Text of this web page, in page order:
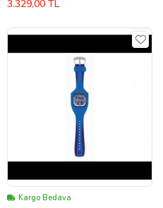
3.329,00 TL
Kargo Bedava